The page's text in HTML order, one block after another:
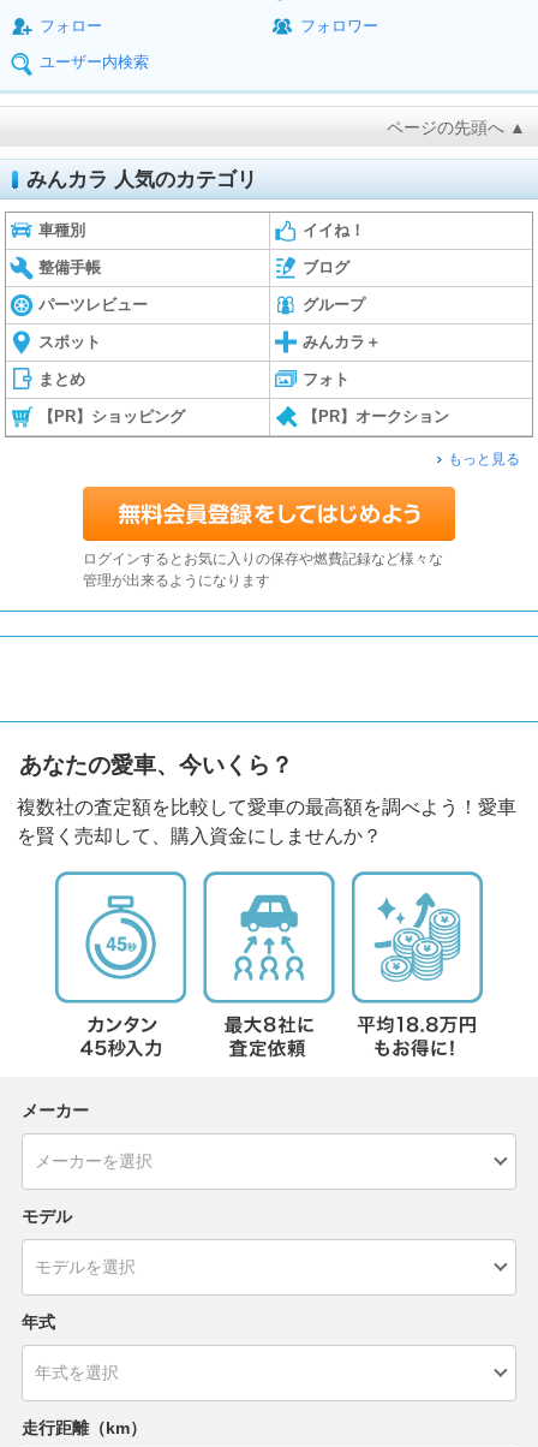
フォロー
フォロワー
ユーザー内検索
ページの先頭へ ▲
みんカラ 人気のカテゴリ
車種別 イイね！
整備手帳 ブログ
パーツレビュー グループ
スポット みんカラ＋
まとめ フォト
【PR】ショッピング 【PR】オークション
もっと見る
ログインするとお気に入りの保存や燃費記録など様々な
管理が出来るようになります
あなたの愛車、今いくら？
複数社の査定額を比較して愛車の最高額を調べよう！愛車
を賢く売却して、購入資金にしませんか？
メーカー
モデル
年式
走行距離（km）